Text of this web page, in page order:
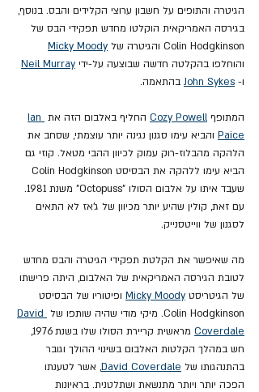
הגיטרה והתופים על חשבון ערוצי הקלידים והבס. בנוסף,
בגירסה האמריקאית הוקלטו מחדש תפקידי הבס של
Colin Hodgkinson והגיטרה של
Micky Moody
והוחלפו בהקלטה חדשה שבוצעה על-ידי Neil Murray
ו- John Sykes בהתאמה.
המתופף Cozy Powell החליף באלבום הזה את Ian
Paice והביא עימו סגנון נגינה יותר עוצמתי, שסחב את
הלהקה מהבלוז-רוק עמוק לכיוון ההבי מטאל. קוזי גם
שעבד איתו על אלבום הסולו "Octopuss" משנת 1981.
עם זאת, קולין שהיע יותר מכיוון של ג'אז לא התאים
לסגנון של ווייטסנייק.
מה שאיפשר את הקלטת תפקידי הגיטרה והבס מחדש
לטובת הגירסה האמריקאית של האלבום, היתה פרישתו
של הגיטריסט Micky Moody ופיטוריו של הבסיסט
Colin Hodgkinson. מיקי מודי שהיה שותפו של
David
Coverdale
מראשית קריירת הסולו שלו בשנת 1976,
חש במהלך הקלטות האלבום בשינוי ההולך וגובר
בהתנהגותו של David Coverdale, אשר לטענתו
הפכה יותר ויותר מתנשאת ושתלטנית. בראיונות